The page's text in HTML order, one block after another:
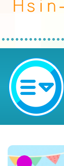
有關國
時核心
民小學